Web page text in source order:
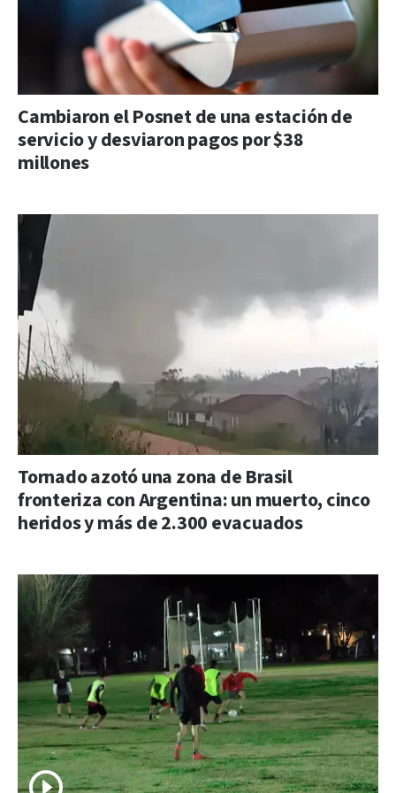
Cambiaron el Posnet de una estación de
servicio y desviaron pagos por $38
millones
Tornado azotó una zona de Brasil
fronteriza con Argentina: un muerto, cinco
heridos y más de 2.300 evacuados